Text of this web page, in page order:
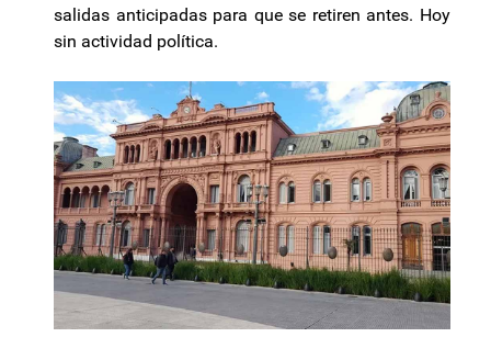
salidas anticipadas para que se retiren antes. Hoy
sin actividad política.